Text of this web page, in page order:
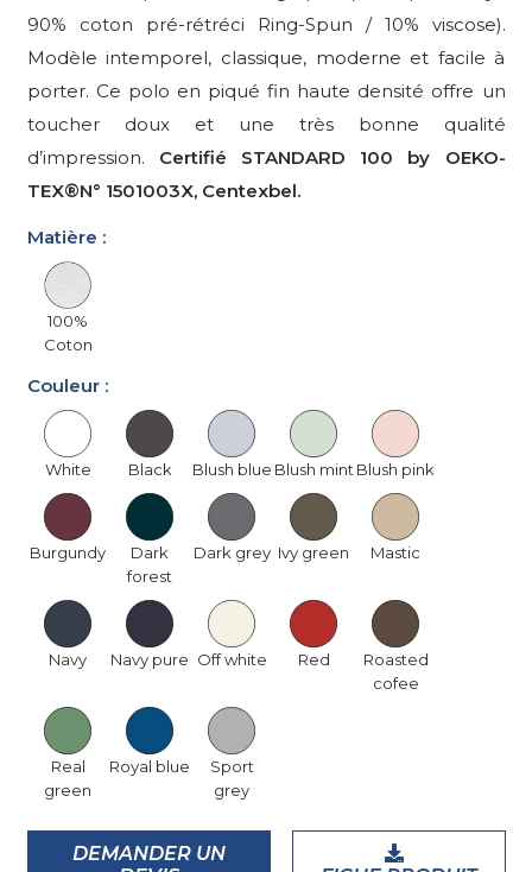
90% coton pré-rétréci Ring-Spun / 10% viscose).
Modèle intemporel, classique, moderne et facile à
porter. Ce polo en piqué fin haute densité offre un
toucher doux et une très bonne qualité
d’impression. Certifié STANDARD 100 by OEKO-
TEX®N° 1501003X, Centexbel.
Matière :
100%
Coton
Couleur :
White Black Blush blue Blush mint Blush pink
Burgundy
Dark
forest
Dark grey Ivy green Mastic
Navy Navy pure Off white Red
Roasted
cofee
Real
green
Royal blue
Sport
grey
DEMANDER UN